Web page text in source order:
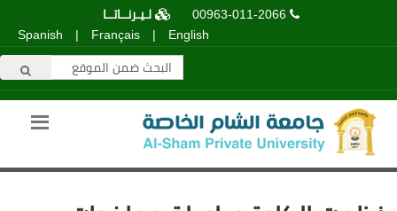
00963-011-2066
لـيـرنــاتــا
English
|
Français
|
Spanish